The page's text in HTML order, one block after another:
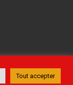
Tout accepter